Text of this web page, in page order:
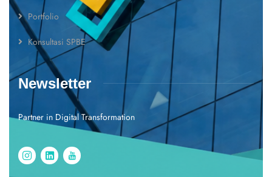
Portfolio
Konsultasi SPBE
Newsletter
Partner in Digital Transformation